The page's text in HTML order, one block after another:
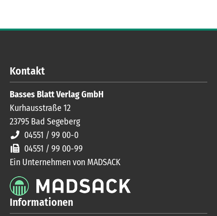
Kontakt
Basses Blatt Verlag GmbH
Kurhausstraße 12
23795 Bad Segeberg
04551 / 99 00-0
04551 / 99 00-99
Ein Unternehmen von MADSACK
Informationen